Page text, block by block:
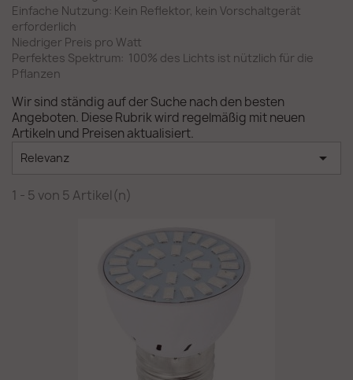
Einfache Nutzung: Kein Reflektor, kein Vorschaltgerät
erforderlich
Niedriger Preis pro Watt
Perfektes Spektrum: 100% des Lichts ist nützlich für die
Pflanzen
Wir sind ständig auf der Suche nach den besten
Angeboten. Diese Rubrik wird regelmäßig mit neuen
Artikeln und Preisen aktualisiert.
Relevanz 
1 - 5 von 5 Artikel(n)